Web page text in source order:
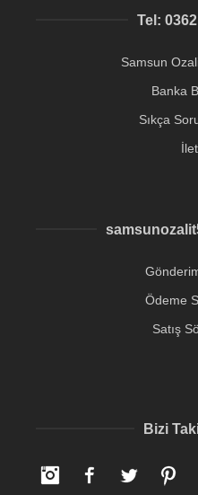
Tel:
Samsun
Banka
Sıkça
Ödeme
Satış
Bizi
InstagramFacebookTwitter